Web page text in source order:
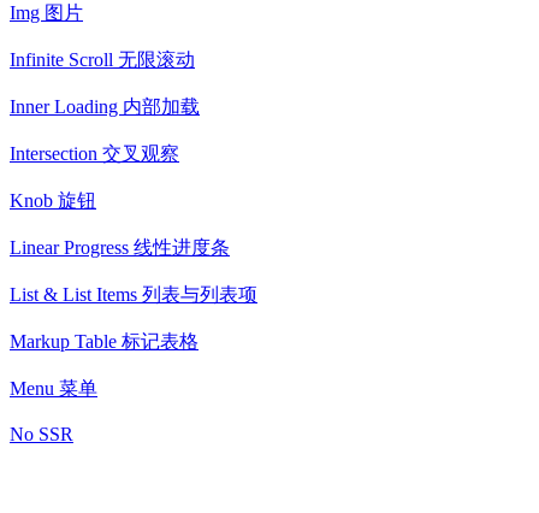
Img 图片
Infinite Scroll 无限滚动
Inner Loading 内部加载
Intersection 交叉观察
Knob 旋钮
Linear Progress 线性进度条
List & List Items 列表与列表项
Markup Table 标记表格
Menu 菜单
No SSR